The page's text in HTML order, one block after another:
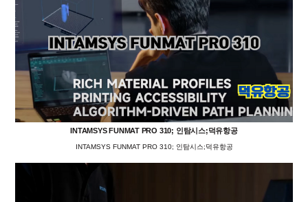
INTAMSYS FUNMAT PRO 310; 인탐시스;덕유항공
INTAMSYS FUNMAT PRO 310; 인탐시스;덕유항공